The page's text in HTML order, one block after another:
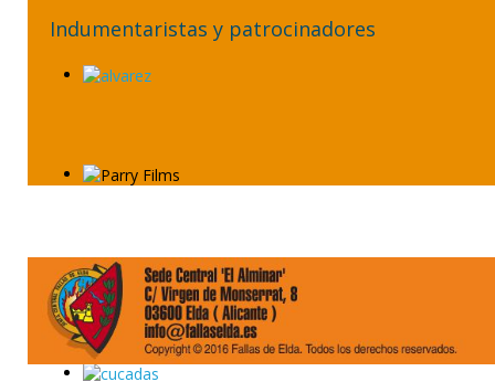
Indumentaristas y patrocinadores